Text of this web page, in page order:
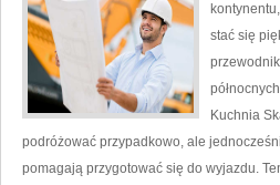
stać się
Kuchnia
podróżować przypadkowo, ale
pomagają przygotować się do wyjazdu.